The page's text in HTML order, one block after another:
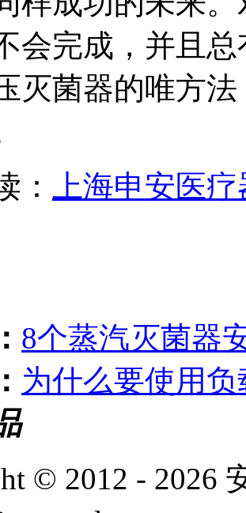
会完成，并且
灭菌器的唯方
：
上海申安医
8个蒸汽灭菌器
为什么要使用
© 2012 - 2026